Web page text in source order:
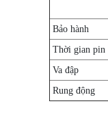
Bảo hành
Thời gian pin
Va đập
Rung động